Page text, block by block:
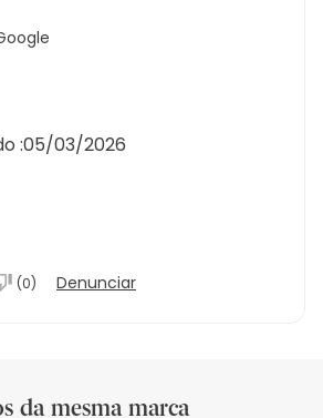
:05/03/2026
(0) Denunciar
da mesma marca